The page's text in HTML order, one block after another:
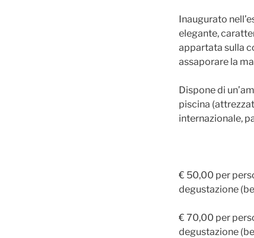
Inaugurato
elegante,
appartata sulla
assaporare la
Dispone di
piscina
internazionale,
€ 50,00 per
degustazione
€ 70,00 per
degustazione